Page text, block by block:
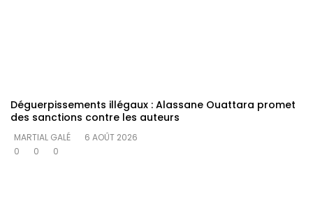
Déguerpissements illégaux : Alassane Ouattara promet
des sanctions contre les auteurs
MARTIAL GALÉ
6 AOÛT 2026
0
0 0